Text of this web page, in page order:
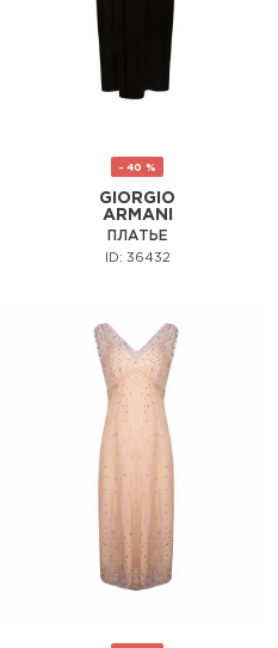
- 40 %
GIORGIO
ARMANI
ПЛАТЬЕ
ID: 36432